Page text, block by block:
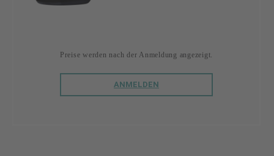
Preise werden nach der Anmeldung angezeigt.
ANMELDEN